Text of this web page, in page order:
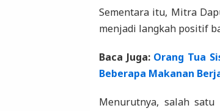
Sementara itu, Mitra
menjadi langkah positif
Baca Juga: Orang Tua
Beberapa Makanan
Menurutnya, salah